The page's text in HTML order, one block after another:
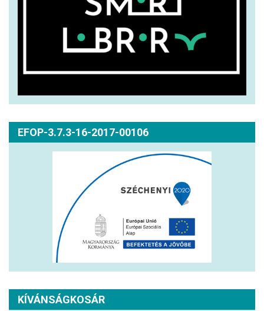
EFOP-3.7.3-16-2017-00106
KÍVÁNSÁGKOSÁR